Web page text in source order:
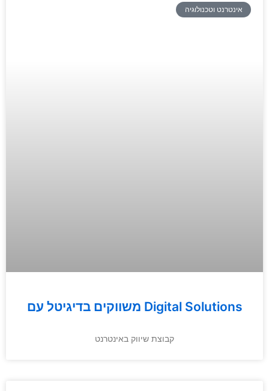
אינטרנט וטכנולוגיה
משווקים בדיגיטל עם Digital Solutions
קבוצת שיווק באינטרנט